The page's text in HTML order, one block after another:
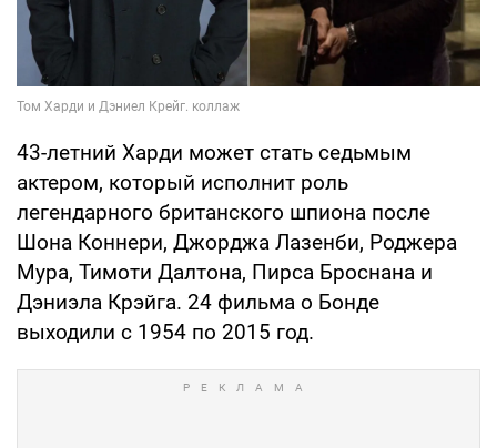
43-летний Харди может стать седьмым
актером, который исполнит роль
легендарного британского шпиона после
Шона Коннери, Джорджа Лазенби, Роджера
Мура, Тимоти Далтона, Пирса Броснана и
Дэниэла Крэйга. 24 фильма о Бонде
выходили с 1954 по 2015 год.